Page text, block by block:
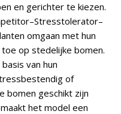
en gerichter te kiezen.
omgaan met hun
op stedelijke bomen.
van hun
of
bomen geschikt zijn
het model een